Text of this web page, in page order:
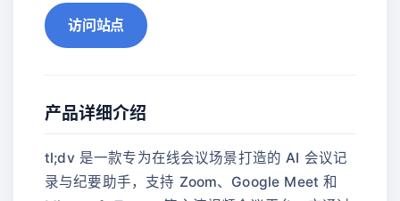
访问站点
产品详细介绍
tl;dv 是一款专为在线会议场景打造的 AI 会议记
录与纪要助手，支持 Zoom、Google Meet 和